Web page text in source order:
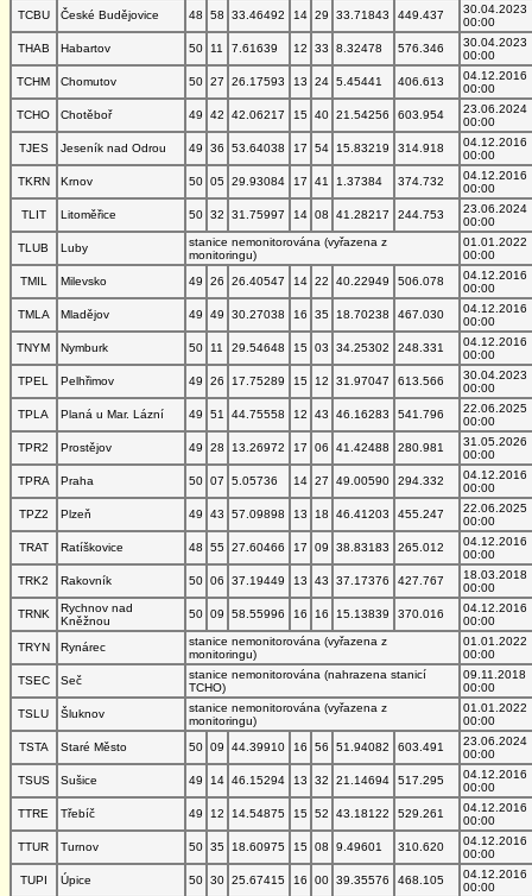
TCBU
České Budějovice 48 58 33.46492 14 29 33.71843 449.437
30.04.2023
00:00
THAB
Habartov 50 11 7.61639 12 33 8.32478 576.346
30.04.2023
00:00
TCHM
Chomutov 50 27 26.17593 13 24 5.45441 406.613
04.12.2016
00:00
TCHO
Chotěboř 49 42 42.06217 15 40 21.54256 603.954
23.06.2024
00:00
TJES
Jeseník nad Odrou 49 36 53.64038 17 54 15.83219 314.918
04.12.2016
00:00
TKRN
Krnov 50 05 29.93084 17 41 1.37384 374.732
04.12.2016
00:00
TLIT
Litoměřice 50 32 31.75997 14 08 41.28217 244.753
23.06.2024
00:00
TLUB
Luby
stanice nemonitorována (vyřazena z
monitoringu)
01.01.2022
00:00
TMIL
Milevsko 49 26 26.40547 14 22 40.22949 506.078
04.12.2016
00:00
TMLA
Mladějov 49 49 30.27038 16 35 18.70238 467.030
04.12.2016
00:00
TNYM
Nymburk 50 11 29.54648 15 03 34.25302 248.331
04.12.2016
00:00
TPEL
Pelhřimov 49 26 17.75289 15 12 31.97047 613.566
30.04.2023
00:00
TPLA
Planá u Mar. Lázní 49 51 44.75558 12 43 46.16283 541.796
22.06.2025
00:00
TPR2
Prostějov 49 28 13.26972 17 06 41.42488 280.981
31.05.2026
00:00
TPRA
Praha 50 07 5.05736 14 27 49.00590 294.332
04.12.2016
00:00
TPZ2
Plzeň 49 43 57.09898 13 18 46.41203 455.247
22.06.2025
00:00
TRAT
Ratíškovice 48 55 27.60466 17 09 38.83183 265.012
04.12.2016
00:00
TRK2
Rakovník 50 06 37.19449 13 43 37.17376 427.767
18.03.2018
00:00
TRNK
Rychnov nad
Kněžnou
50 09 58.55996 16 16 15.13839 370.016
04.12.2016
00:00
TRYN
Rynárec
stanice nemonitorována (vyřazena z
monitoringu)
01.01.2022
00:00
TSEC
Seč
stanice nemonitorována (nahrazena stanicí
TCHO)
09.11.2018
00:00
TSLU
Šluknov
stanice nemonitorována (vyřazena z
monitoringu)
01.01.2022
00:00
TSTA
Staré Město 50 09 44.39910 16 56 51.94082 603.491
23.06.2024
00:00
TSUS
Sušice 49 14 46.15294 13 32 21.14694 517.295
04.12.2016
00:00
TTRE
Třebíč 49 12 14.54875 15 52 43.18122 529.261
04.12.2016
00:00
TTUR
Turnov 50 35 18.60975 15 08 9.49601 310.620
04.12.2016
00:00
TUPI
Úpice 50 30 25.67415 16 00 39.35576 468.105
04.12.2016
00:00